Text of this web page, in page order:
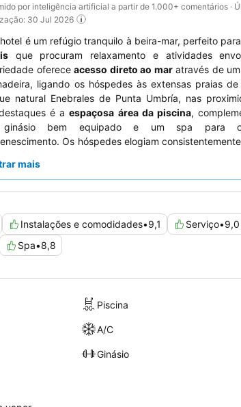
por inteligência artificial a partir de 1.000+ comentários ·
30 Jul 2026
é um refúgio tranquilo à beira-mar, perfeito para
que procuram relaxamento e atividades
ofereceacesso direto ao maratravés de
ligando os hóspedes às extensas praias
natural Enebrales de Punta Umbría, nas
é aespaçosa área da piscina,
bem equipado e um spa para o
Os hóspedes elogiam
notável, que oferece uma grande variedade de
orestaurante Arrozanteno local é altamente
seus requintados pratos de arroz.
mais
Instalações e comodidades•9,1 Serviço•9,0
Spa•8,8
Piscina
A/C
Ginásio